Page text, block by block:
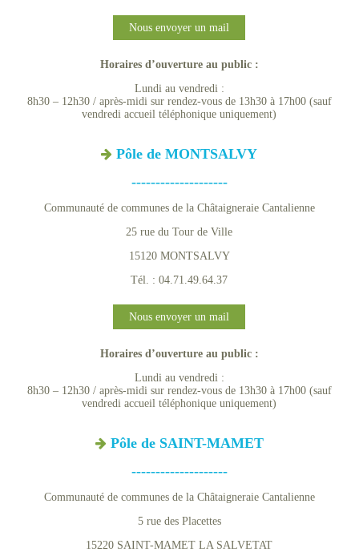
Nous envoyer un mail
Horaires d’ouverture au public :
Lundi au vendredi :
8h30 – 12h30 / après-midi sur rendez-vous de 13h30 à 17h00 (sauf
vendredi accueil téléphonique uniquement)
Pôle de MONTSALVY
--------------------
Communauté de communes de la Châtaigneraie Cantalienne
25 rue du Tour de Ville
15120 MONTSALVY
Tél. : 04.71.49.64.37
Nous envoyer un mail
Horaires d’ouverture au public :
Lundi au vendredi :
8h30 – 12h30 / après-midi sur rendez-vous de 13h30 à 17h00 (sauf
vendredi accueil téléphonique uniquement)
Pôle de SAINT-MAMET
--------------------
Communauté de communes de la Châtaigneraie Cantalienne
5 rue des Placettes
15220 SAINT-MAMET LA SALVETAT